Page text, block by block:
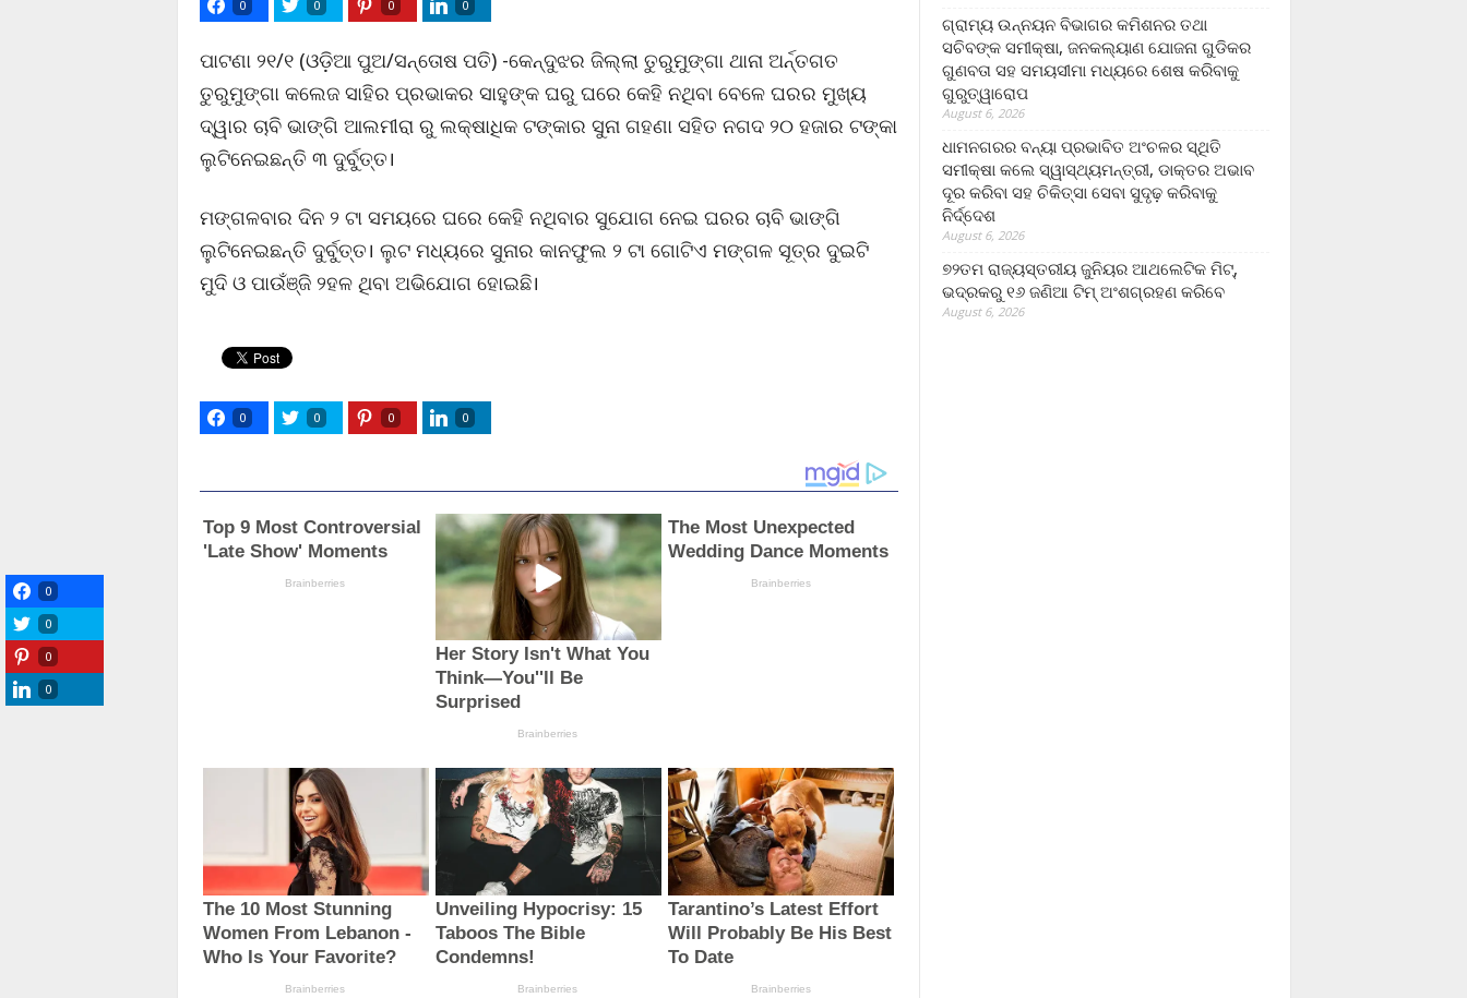
0 0 0 0
ପାଟଣା ୨୧/୧ (ଓଡ଼ିଆ ପୁଅ/ସନ୍ତୋଷ ପତି) -କେନ୍ଦୁଝର ଜିଲ୍ଲା ତୁରୁମୁଙ୍ଗା ଥାନା ଅର୍ନ୍ତଗତ
ତୁରୁମୁଙ୍ଗା କଲେଜ ସାହିର ପ୍ରଭାକର ସାହୁଙ୍କ ଘରୁ ଘରେ କେହି ନଥିବା ବେଳେ ଘରର ମୁଖ୍ୟ
ଦ୍ୱାର ଚାବି ଭାଙ୍ଗି ଆଲମୀରା ରୁ ଲକ୍ଷାଧିକ ଟଙ୍କାର ସୁନା ଗହଣା ସହିତ ନଗଦ ୨୦ ହଜାର ଟଙ୍କା
ଲୁଟିନେଇଛନ୍ତି ୩ ଦୁର୍ବୁତ୍ତ।
ମଙ୍ଗଳବାର ଦିନ ୨ ଟା ସମୟରେ ଘରେ କେହି ନଥିବାର ସୁଯୋଗ ନେଇ ଘରର ଚାବି ଭାଙ୍ଗି
ଲୁଟିନେଇଛନ୍ତି ଦୁର୍ବୁତ୍ତ। ଲୁଟ ମଧ୍ୟରେ ସୁନାର କାନଫୁଲ ୨ ଟା ଗୋଟିଏ ମଙ୍ଗଳ ସୂତ୍ର ଦୁଇଟି
ମୁଦି ଓ ପାଉଁଞ୍ଜି ୨ହଳ ଥିବା ଅଭିଯୋଗ ହୋଇଛି।
0 0 0 0
ଗ୍ରାମ୍ୟ ଉନ୍ନୟନ ବିଭାଗର କମିଶନର ତଥା
ସଚିବଙ୍କ ସମୀକ୍ଷା, ଜନକଲ୍ୟାଣ ଯୋଜନା ଗୁଡିକର
ଗୁଣବତା ସହ ସମୟସୀମା ମଧ୍ୟରେ ଶେଷ କରିବାକୁ
ଗୁରୁତ୍ୱାରୋପ
August 6, 2026
ଧାମନଗରର ବନ୍ୟା ପ୍ରଭାବିତ ଅଂଚଳର ସ୍ଥିତି
ସମୀକ୍ଷା କଲେ ସ୍ୱାସ୍ଥ୍ୟମନ୍ତ୍ରୀ, ଡାକ୍ତର ଅଭାବ
ଦୂର କରିବା ସହ ଚିକିତ୍ସା ସେବା ସୁଦୃଢ଼ କରିବାକୁ
ନିର୍ଦ୍ଦେଶ
August 6, 2026
୭୨ତମ ରାଜ୍ୟସ୍ତରୀୟ ଜୁନିୟର ଆଥଲେଟିକ ମିଟ୍‌,
ଭଦ୍ରକରୁ ୧୬ ଜଣିଆ ଟିମ୍ ଅଂଶଗ୍ରହଣ କରିବେ
August 6, 2026
0
0
0
0